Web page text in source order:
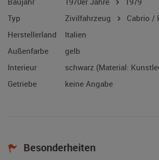
Typ
Zivilfahrzeug
Cabrio /
Herstellerland
Italien
Außenfarbe
gelb
Interieur
schwarz (Material:
Getriebe
keine Angabe
Besonderheiten